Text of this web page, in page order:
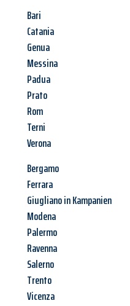
Bari
Catania
Genua
Messina
Padua
Prato
Rom
Terni
Verona
Bergamo
Ferrara
Giugliano in Kampanien
Modena
Palermo
Ravenna
Salerno
Trento
Vicenza